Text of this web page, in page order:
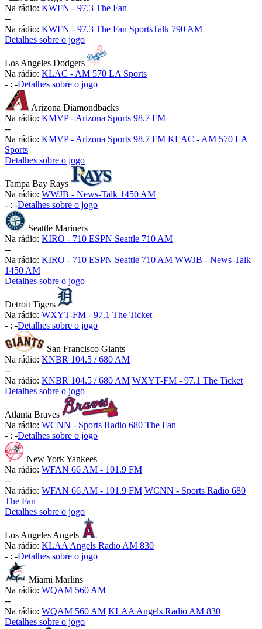
Na rádio: KWFN - 97.3 The Fan
--
Na rádio: KWFN - 97.3 The Fan SportsTalk 790 AM
Detalhes sobre o jogo
Los Angeles Dodgers
Na rádio: KLAC - AM 570 LA Sports
- : -Detalhes sobre o jogo
Arizona Diamondbacks
Na rádio: KMVP - Arizona Sports 98.7 FM
--
Na rádio: KMVP - Arizona Sports 98.7 FM KLAC - AM 570 LA
Sports
Detalhes sobre o jogo
Tampa Bay Rays
Na rádio: WWJB - News-Talk 1450 AM
- : -Detalhes sobre o jogo
Seattle Mariners
Na rádio: KIRO - 710 ESPN Seattle 710 AM
--
Na rádio: KIRO - 710 ESPN Seattle 710 AM WWJB - News-Talk
1450 AM
Detalhes sobre o jogo
Detroit Tigers
Na rádio: WXYT-FM - 97.1 The Ticket
- : -Detalhes sobre o jogo
San Francisco Giants
Na rádio: KNBR 104.5 / 680 AM
--
Na rádio: KNBR 104.5 / 680 AM WXYT-FM - 97.1 The Ticket
Detalhes sobre o jogo
Atlanta Braves
Na rádio: WCNN - Sports Radio 680 The Fan
- : -Detalhes sobre o jogo
New York Yankees
Na rádio: WFAN 66 AM - 101.9 FM
--
Na rádio: WFAN 66 AM - 101.9 FM WCNN - Sports Radio 680
The Fan
Detalhes sobre o jogo
Los Angeles Angels
Na rádio: KLAA Angels Radio AM 830
- : -Detalhes sobre o jogo
Miami Marlins
Na rádio: WQAM 560 AM
--
Na rádio: WQAM 560 AM KLAA Angels Radio AM 830
Detalhes sobre o jogo